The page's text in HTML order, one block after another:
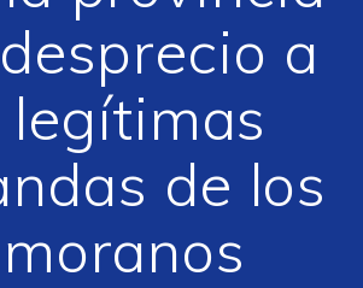
a
legítimas
de los